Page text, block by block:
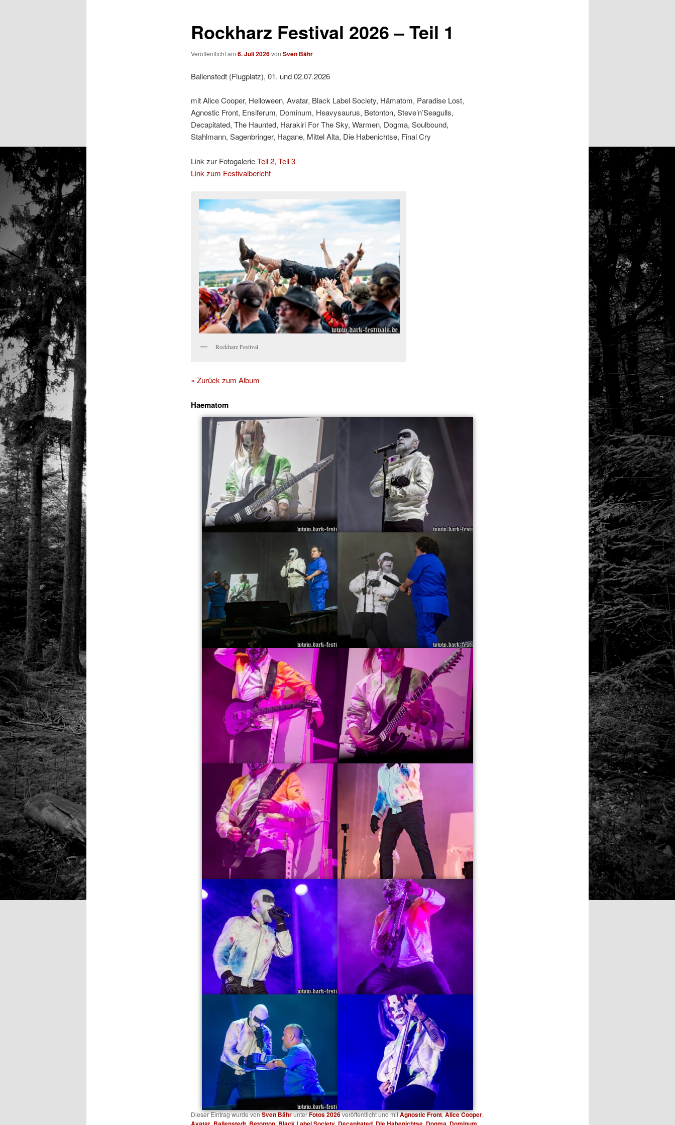
Rockharz Festival 2026 – Teil 1
Veröffentlicht am 6. Juli 2026von Sven Bähr
Ballenstedt (Flugplatz), 01. und 02.07.2026
mit Alice Cooper, Helloween, Avatar, Black Label Society, Hämatom, Paradise Lost,
Agnostic Front, Ensiferum, Dominum, Heavysaurus, Betonton, Steve’n’Seagulls,
Decapitated, The Haunted, Harakiri For The Sky, Warmen, Dogma, Soulbound,
Stahlmann, Sagenbringer, Hagane, Mittel Alta, Die Habenichtse, Final Cry
Link zur FotogalerieTeil 2, Teil 3
Link zum Festivalbericht
Rockharz Festival
« Zurück zum Album
Haematom
Dieser Eintrag wurde vonSven BährunterFotos 2026veröffentlicht und mitAgnostic Front,Alice Cooper,
, , , , , ,